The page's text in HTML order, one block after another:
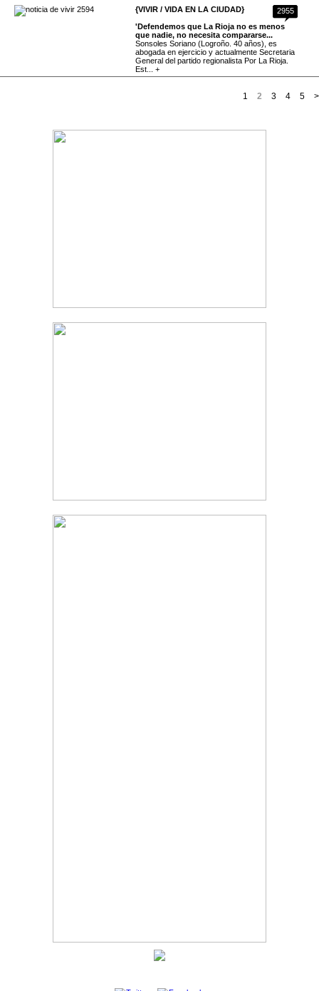
2955
{VIVIR / VIDA EN LA CIUDAD}
'Defendemos que La Rioja no es menos
que nadie, no necesita compararse...
Sonsoles Soriano (Logroño. 40 años), es
abogada en ejercicio y actualmente Secretaria
General del partido regionalista Por La Rioja.
Est... +
>
1 2 3 4 5